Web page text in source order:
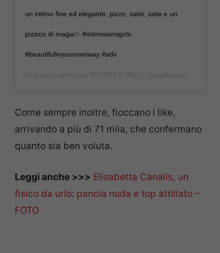
un intimo fine ed elegante: pizzo, satin, seta e un
pizzico di magia✨ #intimissimigirls
#beautifulinyourownway #adv
Come sempre inoltre, fioccano i like,
arrivando a più di 71 mila, che confermano
quanto sia ben voluta.
Leggi anche >>> Elisabetta Canalis, un
fisico da urlo: pancia nuda e top attillato –
FOTO